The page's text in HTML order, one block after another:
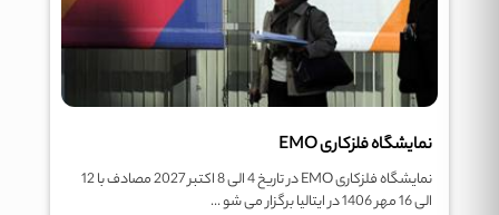
نمایشگاه فلزکاری EMO
نمایشگاه فلزکاری EMO در تاریخ 4 الی 8 اکتبر 2027 مصادف با 12
الی 16 مهر 1406 در ایتالیا برگزار می شو ...